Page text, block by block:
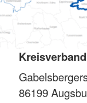
86199